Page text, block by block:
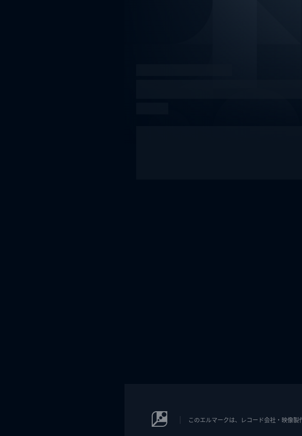
このエルマークは、レコード会社・映像